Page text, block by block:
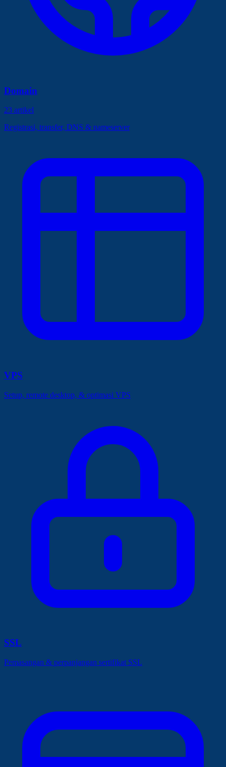
Domain
23 artikel
Registrasi, transfer, DNS & nameserver
VPS
Setup, remote desktop, & optimasi VPS
SSL
Pemasangan & perpanjangan sertifikat SSL